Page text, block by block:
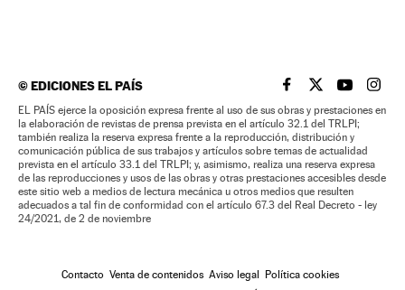
©EDICIONES EL PAÍS EL PAÍS BRASIL EN
EL PAÍSEL PAÍS
EL
EL PAÍS ejerce la oposición expresa frente al uso de sus obras y prestaciones en
la elaboración de revistas de prensa prevista en el artículo 32.1 del TRLPI;
también realiza la reserva expresa frente a la reproducción, distribución y
comunicación pública de sus trabajos y artículos sobre temas de actualidad
prevista en el artículo 33.1 del TRLPI; y, asimismo, realiza una reserva expresa
de las reproducciones y usos de las obras y otras prestaciones accesibles desde
este sitio web a medios de lectura mecánica u otros medios que resulten
adecuados a tal fin de conformidad con el artículo 67.3 del Real Decreto - ley
24/2021, de 2 de noviembre
Contacto Venta de contenidos Aviso legal Política cookies